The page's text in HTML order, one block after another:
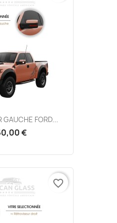
GAUCHE FORD...
€
favorite_border